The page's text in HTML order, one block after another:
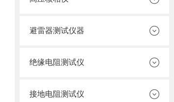
避雷器测试仪器
绝缘电阻测试仪
接地电阻测试仪